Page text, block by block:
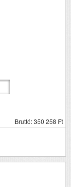
Bruttó: 350 258 Ft